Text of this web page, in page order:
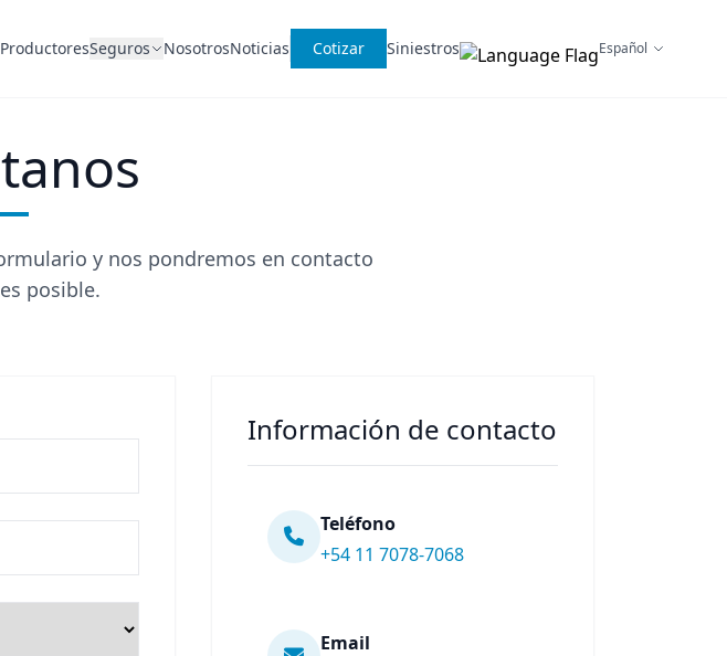
ProductoresSeguros NosotrosNoticias Cotizar Siniestros
y nos pondremos en contacto
posible.
Información de contacto
Teléfono
+54 11 7078-7068
Email